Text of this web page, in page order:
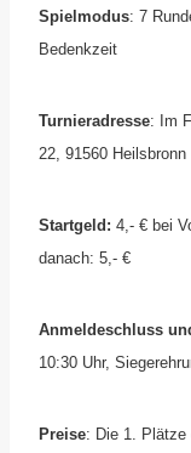
Spielmodus: 7
Bedenkzeit
Turnieradresse: Im
22, 91560 Heilsbronn
Startgeld: 4,- € bei
danach: 5,- €
Anmeldeschluss
10:30 Uhr,
Preise: Die 1. Plätze